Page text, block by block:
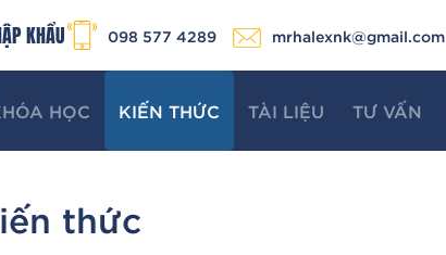
KHẨU 098 577 4289 mrhalexnk@gmail.com
HỌC KIẾN THỨC TÀI LIỆU TƯ VẤN
thức